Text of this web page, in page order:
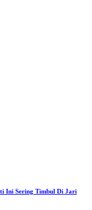
Ini Sering Timbul Di Jari